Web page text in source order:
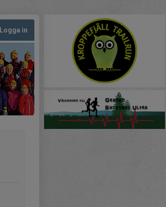
Logga in